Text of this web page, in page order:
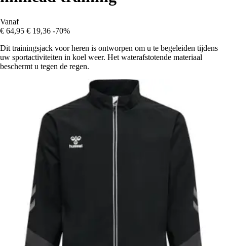
Vanaf
€ 64,95 € 19,36 -70%
Dit trainingsjack voor heren is ontworpen om u te begeleiden tijdens
uw sportactiviteiten in koel weer. Het waterafstotende materiaal
beschermt u tegen de regen.